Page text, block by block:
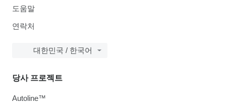
도움말
연락처
대한민국 / 한국어
당사 프로젝트
Autoline™